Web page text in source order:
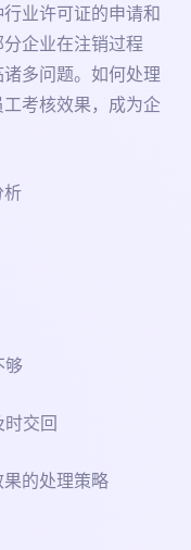
业许可证的申请和
企业在注销过程
多问题。如何处理
考核效果，成为企
析
够
交回
的处理策略